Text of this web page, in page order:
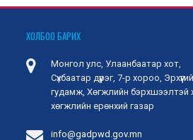
ХОЛБОО БАРИХ
Монгол улс, Улаанбаатар хот,
Сүхбаатар дүүрэг, 7-р хороо,
гудамж, Хөгжлийн бэрхшээлтэй
хөгжлийн ерөнхий газар
info@gadpwd.gov.mn